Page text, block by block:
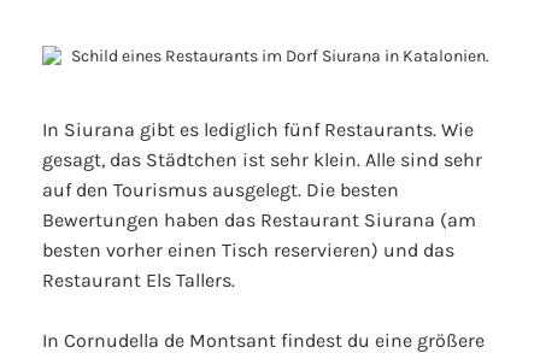
In Siurana gibt es lediglich fünf Restaurants. Wie
gesagt, das Städtchen ist sehr klein. Alle sind sehr
auf den Tourismus ausgelegt. Die besten
Bewertungen haben das Restaurant Siurana (am
besten vorher einen Tisch reservieren) und das
Restaurant Els Tallers.
In Cornudella de Montsant findest du eine größere